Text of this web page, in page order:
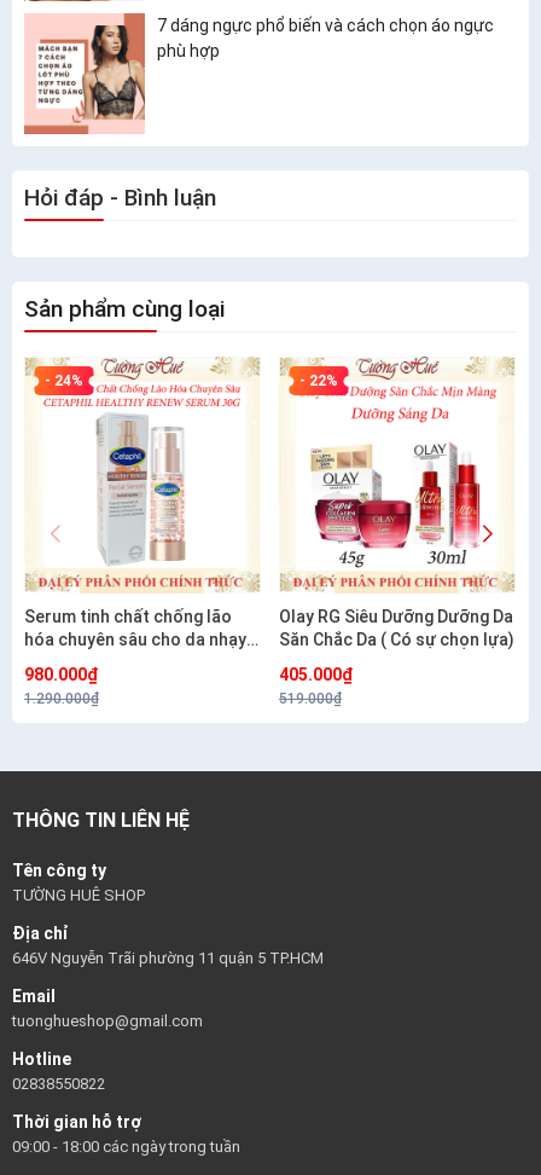
7 dáng ngực phổ biến và cách chọn áo ngực
phù hợp
Hỏi đáp - Bình luận
Sản phẩm cùng loại
- 24%
Serum tinh chất chống lão
hóa chuyên sâu cho da nhạy
cảm CETAPHIL HEALTHY
RENEW SERUM 30G
980.000₫
1.290.000₫
- 22%
Olay RG Siêu Dưỡng Dưỡng Da
Săn Chắc Da ( Có sự chọn lựa)
405.000₫
519.000₫
THÔNG TIN LIÊN HỆ
Tên công ty
TƯỜNG HUÊ SHOP
Địa chỉ
646V Nguyễn Trãi phường 11 quận 5 TP.HCM
Email
tuonghueshop@gmail.com
Hotline
02838550822
Thời gian hỗ trợ
09:00 - 18:00 các ngày trong tuần